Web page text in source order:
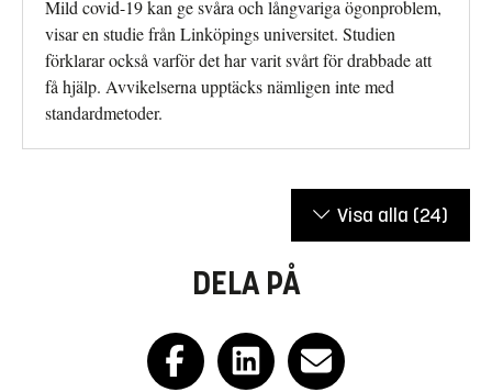
Mild covid-19 kan ge svåra och långvariga ögonproblem,
visar en studie från Linköpings universitet. Studien
förklarar också varför det har varit svårt för drabbade att
få hjälp. Avvikelserna upptäcks nämligen inte med
standardmetoder.
Visa alla (24)
DELA PÅ